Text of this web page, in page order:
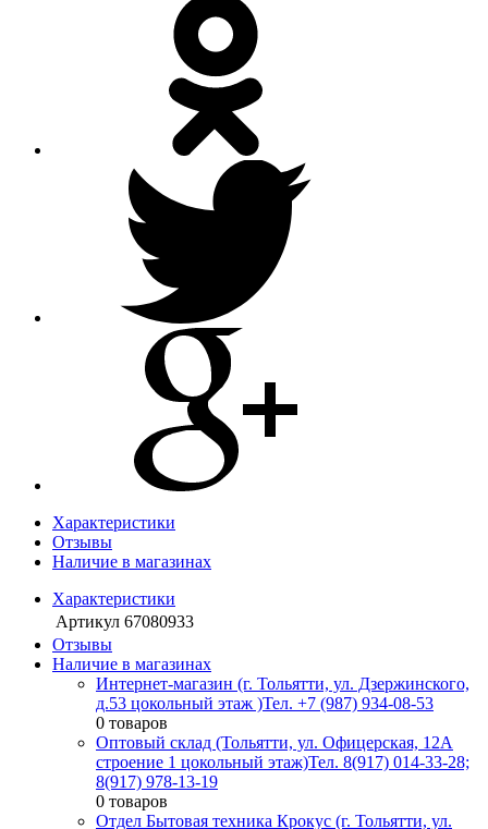
Характеристики
Отзывы
Наличие в магазинах
Характеристики
Артикул 67080933
Отзывы
Наличие в магазинах
Интернет-магазин (г. Тольятти, ул. Дзержинского,
д.53 цокольный этаж )Тел. +7 (987) 934-08-53
0 товаров
Оптовый склад (Тольятти, ул. Офицерская, 12А
строение 1 цокольный этаж)Тел. 8(917) 014-33-28;
8(917) 978-13-19
0 товаров
Отдел Бытовая техника Крокус (г. Тольятти, ул.